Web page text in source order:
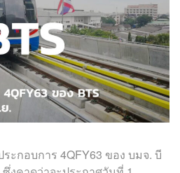
ะกอบการ 4QFY63 ของ บมจ. บี